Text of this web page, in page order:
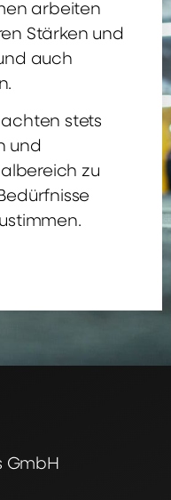
arbeiten
Stärken und
auch
stets
und
zu
GmbH